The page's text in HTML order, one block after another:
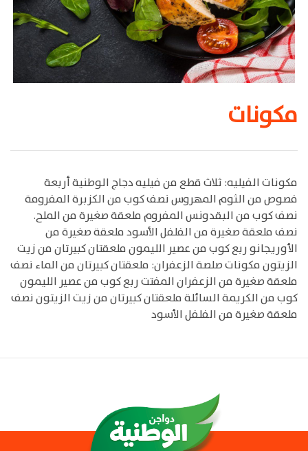
مكونات
مكونات الفيليه: ثلاث قطع من فيليه دجاج الوطنية أربعة
فصوص من الثوم المهروس نصف كوب من الكزبرة المفرومة
نصف كوب من البقدونس المفروم ملعقة صغيرة من الملح.
نصف ملعقة صغيرة من الفلفل الأسود ملعقة صغيرة من
الأوريجانو ربع كوب من عصير الليمون ملعقتان كبيرتان من زيت
الزيتون مكونات صلصة الزعفران: ملعقتان كبيرتان من الماء نصف
ملعقة صغيرة من الزعفران المفتت ربع كوب من عصير الليمون
كوب من الكريمة السائلة ملعقتان كبيرتان من زيت الزيتون نصف
ملعقة صغيرة من الفلفل الأسود